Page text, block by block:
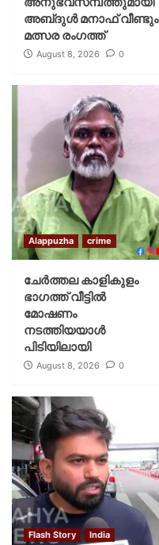
അബ്‌ദുൾ മനാഫ് വീണ്ടും
മത്സര രംഗത്ത്
August 8, 2026 0
Alappuzha crime
ചേർത്തല കാളികുളം
ഭാഗത്ത് വീട്ടിൽ
മോഷണം
നടത്തിയയാൾ
പിടിയിലായി
August 8, 2026 0
Flash Story
India